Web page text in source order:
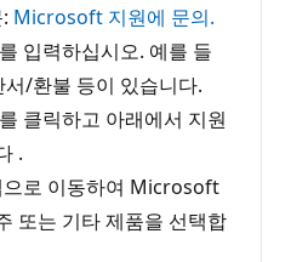
Microsoft 지원에 문의.
입력하십시오. 예를 들
/환불 등이 있습니다.
클릭하고 아래에서 지원
.
으로 이동하여 Microsoft
또는 기타 제품을 선택합